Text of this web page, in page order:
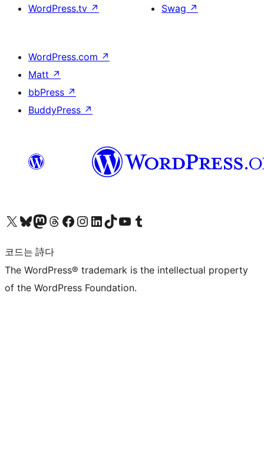
WordPress.tv ↗
Swag ↗
WordPress.com ↗
Matt ↗
bbPress ↗
BuddyPress ↗
X(이전 트위터) 계정 방문하기블루스카이 계정 방문하기마스토돈 계정 방문하기스레드 계정 방문하기 페이스북 페이지 방문하기인스타그램 계정 방문하기 LinkedIn 계정 방문하기틱톡 계정 방문하기유튜브 채널 방문하기 텀블러 계정 방문하기
코드는 詩다
The WordPress® trademark is the intellectual property
of the WordPress Foundation.